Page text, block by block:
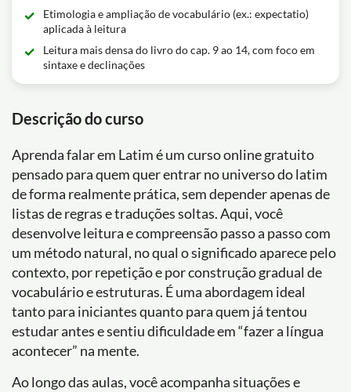
Etimologia e ampliação de vocabulário (ex.: expectatio)
aplicada à leitura
Leitura mais densa do livro do cap. 9 ao 14, com foco em
sintaxe e declinações
Descrição do curso
Aprenda falar em Latim é um curso online gratuito
pensado para quem quer entrar no universo do latim
de forma realmente prática, sem depender apenas de
listas de regras e traduções soltas. Aqui, você
desenvolve leitura e compreensão passo a passo com
um método natural, no qual o significado aparece pelo
contexto, por repetição e por construção gradual de
vocabulário e estruturas. É uma abordagem ideal
tanto para iniciantes quanto para quem já tentou
estudar antes e sentiu dificuldade em “fazer a língua
acontecer” na mente.
Ao longo das aulas, você acompanha situações e